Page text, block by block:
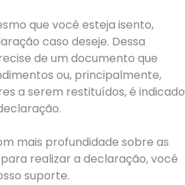
que você esteja isento,
caso deseje. Dessa
de um documento que
ou, principalmente,
a serem restituídos, é indicado
mais profundidade sobre as
para realizar a declaração, você
suporte.